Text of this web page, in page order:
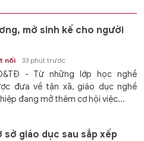
mở sinh kế cho người
nối 33 phút trước
- Từ những lớp học nghề
đưa về tận xã, giáo dục nghề
đang mở thêm cơ hội việc...
sở giáo dục sau sắp xếp